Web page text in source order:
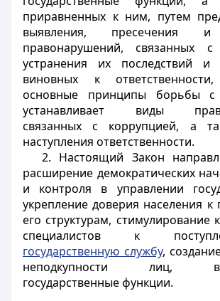
приравненных к ним, путем
выявления, пресечения и
правонарушений, связанных с
устранения их последствий и
виновных к
основные принципы борьбы с
устанавливает виды
связанных с коррупцией, а
наступления ответственности.
2. Настоящий Закон
расширение демократических
и контроля в управлении
укрепление доверия населения к
его структурам, стимулирование
специалистов к
государственную службу,
неподкупности лиц,
государственные функции.